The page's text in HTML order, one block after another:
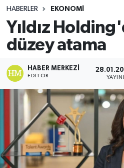
HABERLER EKONOMI
Yıldız
düzey atama
HABER MERKEZI
EDITÖR
Teknoloji
Yaşam